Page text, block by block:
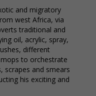
and migratory
west Africa, via
traditional and
oil, acrylic, spray,
different
to orchestrate
scrapes and smears
his exciting and